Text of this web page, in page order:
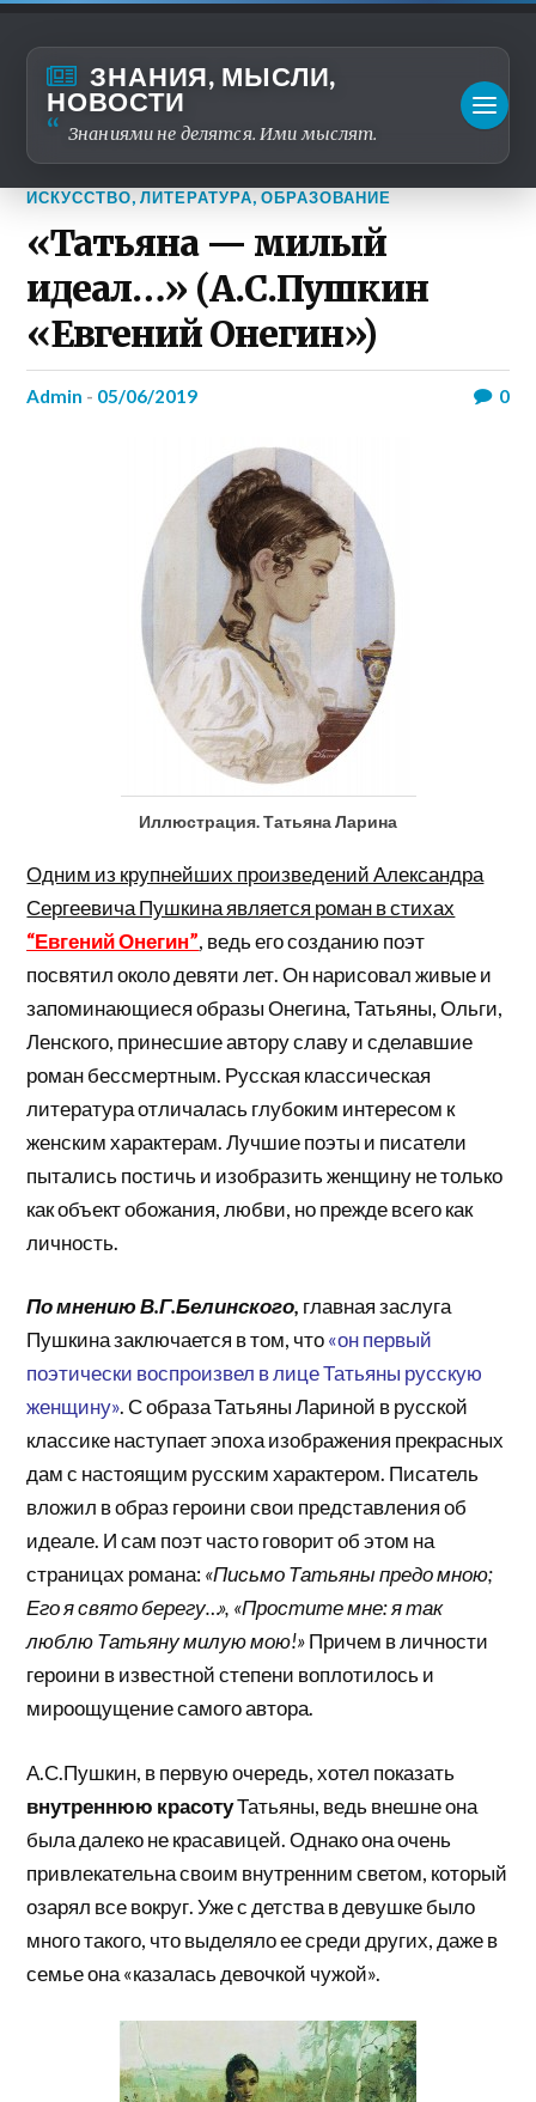
ЗНАНИЯ, МЫСЛИ,
НОВОСТИ
Знаниями не делятся. Ими мыслят.
ИСКУССТВО,ЛИТЕРАТУРА,ОБРАЗОВАНИЕ
«Татьяна — милый
идеал…» (А.С.Пушкин
«Евгений Онегин»)
admin - 05/06/2019 0
Иллюстрация. Татьяна Ларина
Одним из крупнейших произведений Александра
Сергеевича Пушкина является роман в стихах
“Евгений Онегин”, ведь его созданию поэт
посвятил около девяти лет. Он нарисовал живые и
запоминающиеся образы Онегина, Татьяны, Ольги,
Ленского, принесшие автору славу и сделавшие
роман бессмертным. Русская классическая
литература отличалась глубоким интересом к
женским характерам. Лучшие поэты и писатели
пытались постичь и изобразить женщину не только
как объект обожания, любви, но прежде всего как
личность.
По мнению В.Г.Белинского, главная заслуга
Пушкина заключается в том, что«он первый
поэтически воспроизвел в лице Татьяны русскую
женщину». С образа Татьяны Лариной в русской
классике наступает эпоха изображения прекрасных
дам с настоящим русским характером. Писатель
вложил в образ героини свои представления об
идеале. И сам поэт часто говорит об этом на
страницах романа:«Письмо Татьяны предо мною;
Его я свято берегу…», «Простите мне: я так
люблю Татьяну милую мою!»Причем в личности
героини в известной степени воплотилось и
мироощущение самого автора.
А.С.Пушкин, в первую очередь, хотел показать
внутреннюю красотуТатьяны, ведь внешне она
была далеко не красавицей. Однако она очень
привлекательна своим внутренним светом, который
озарял все вокруг. Уже с детства в девушке было
много такого, что выделяло ее среди других, даже в
семье она «казалась девочкой чужой».